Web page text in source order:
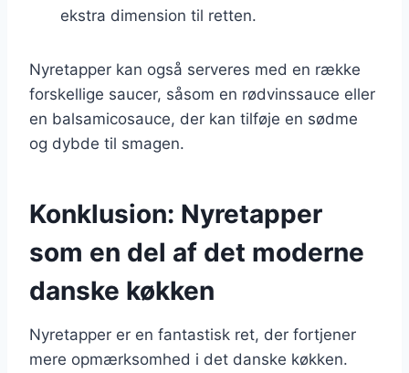
ekstra dimension til retten.
Nyretapper kan også serveres med en række
forskellige saucer, såsom en rødvinssauce eller
en balsamicosauce, der kan tilføje en sødme
og dybde til smagen.
Konklusion: Nyretapper
som en del af det moderne
danske køkken
Nyretapper er en fantastisk ret, der fortjener
mere opmærksomhed i det danske køkken.